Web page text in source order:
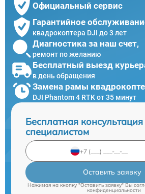
Официальный сервис
Гарантийное
квадрокоптера DJI до 3 лет
Диагностика за наш счет,
ремонт по желанию
Бесплатный выезд
в день обращения
Замена рамы
DJI Phantom 4 RTK от 35 минут
Бесплатная консультация
специалистом
Оставить заявку
Нажимая на кнопку "Оставить заявку" Вы
конфиденциальности